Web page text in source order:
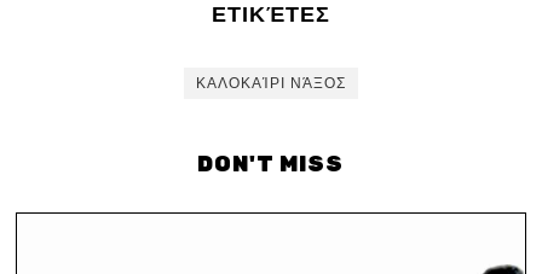
ΕΤΙΚΈΤΕΣ
ΚΑΛΟΚΑΊΡΙ ΝΆΞΟΣ
DON'T MISS